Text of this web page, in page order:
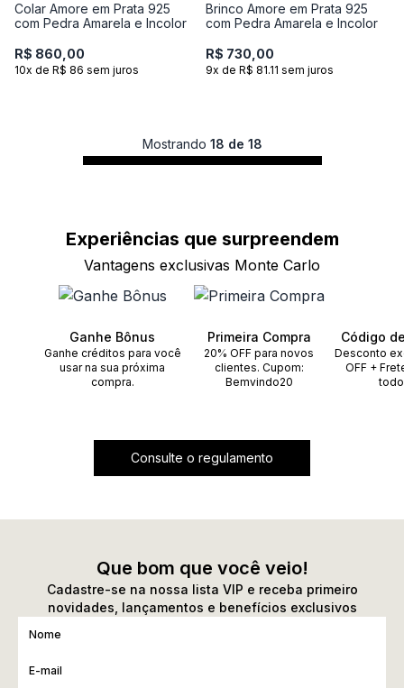
Colar Amore em Prata 925
com Pedra Amarela e Incolor
R$ 860,00
10x de R$ 86 sem juros
Brinco Amore em Prata 925
com Pedra Amarela e Incolor
R$ 730,00
9x de R$ 81.11 sem juros
Mostrando 18 de 18
Experiências que surpreendem
Vantagens exclusivas Monte Carlo
Ganhe Bônus
Ganhe créditos para você
usar na sua próxima
compra.
Primeira Compra
20% OFF para novos
clientes. Cupom:
Bemvindo20
Código
Desconto
OFF +
Consulte o regulamento
Que bom que você veio!
Cadastre-se na nossa lista VIP e receba primeiro
novidades, lançamentos e benefícios exclusivos